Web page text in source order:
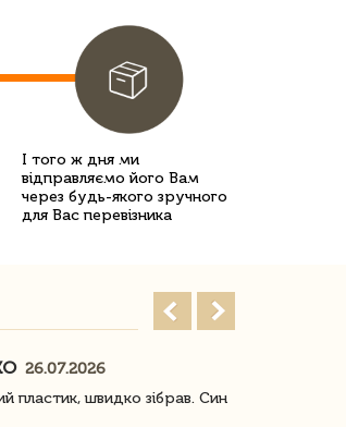
І того ж дня ми
відправляємо його Вам
через будь-якого зручного
для Вас перевізника
26.07.2026
пластик, швидко зібрав. Син